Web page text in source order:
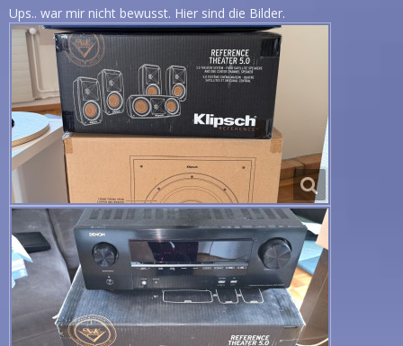
Ups.. war mir nicht bewusst. Hier sind die Bilder.